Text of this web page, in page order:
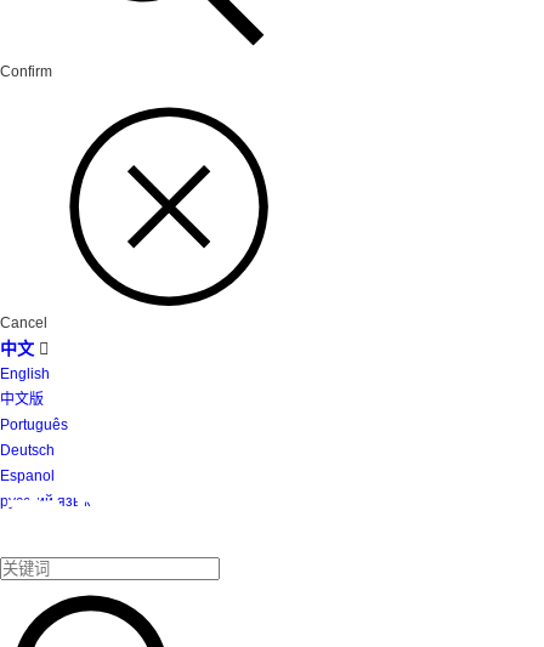
Confirm
Cancel
中文 
English
中文版
Português
Deutsch
Espanol
русский язык
产品